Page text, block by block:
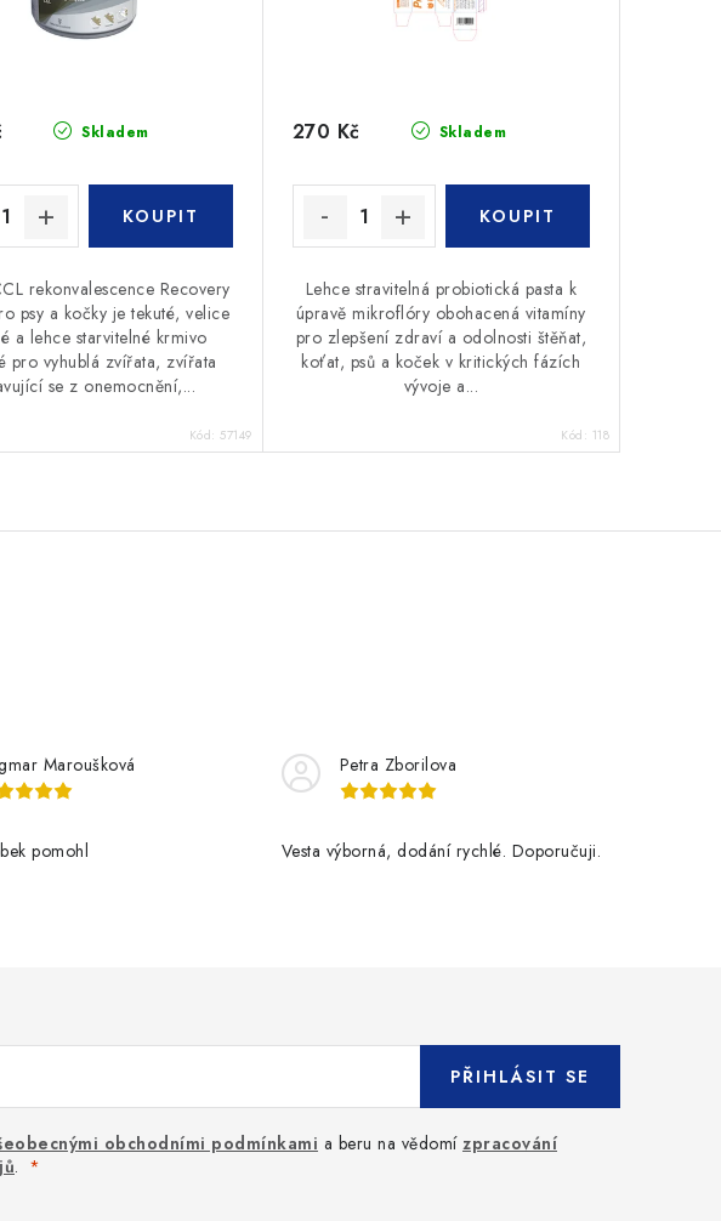
Skladem
rekonvalescence Recovery
psy a kočky je tekuté, velice
a lehce starvitelné krmivo
pro vyhublá zvířata, zvířata
se z onemocnění,...
Kód: 57149
Skladem
270 Kč
Lehce stravitelná probiotická pasta k
úpravě mikroflóry obohacená vitamíny
pro zlepšení zdraví a odolnosti štěňat,
koťat, psů a koček v kritických fázích
vývoje a...
Kód: 118
Maroušková
pomohl
Petra Zborilova
Vesta výborná, dodání rychlé. Doporučuji.
obchodními podmínkami a beru na vědomí zpracování
.
PŘIHLÁSIT SE